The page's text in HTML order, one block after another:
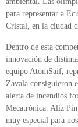
para representar a
Cristal, en la ciudad
Dentro de esta
innovación de
equipo AtomSaif,
Zavala consiguieron
alerta de incendios
Mecatrónica. Aliz
muy especial para